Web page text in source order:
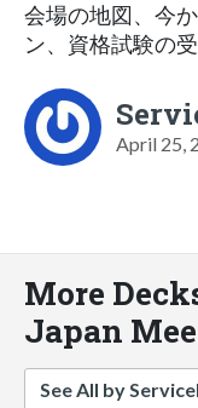
会場の地図、今
ン、資格試験の
April 25,
More
Japan
See All by